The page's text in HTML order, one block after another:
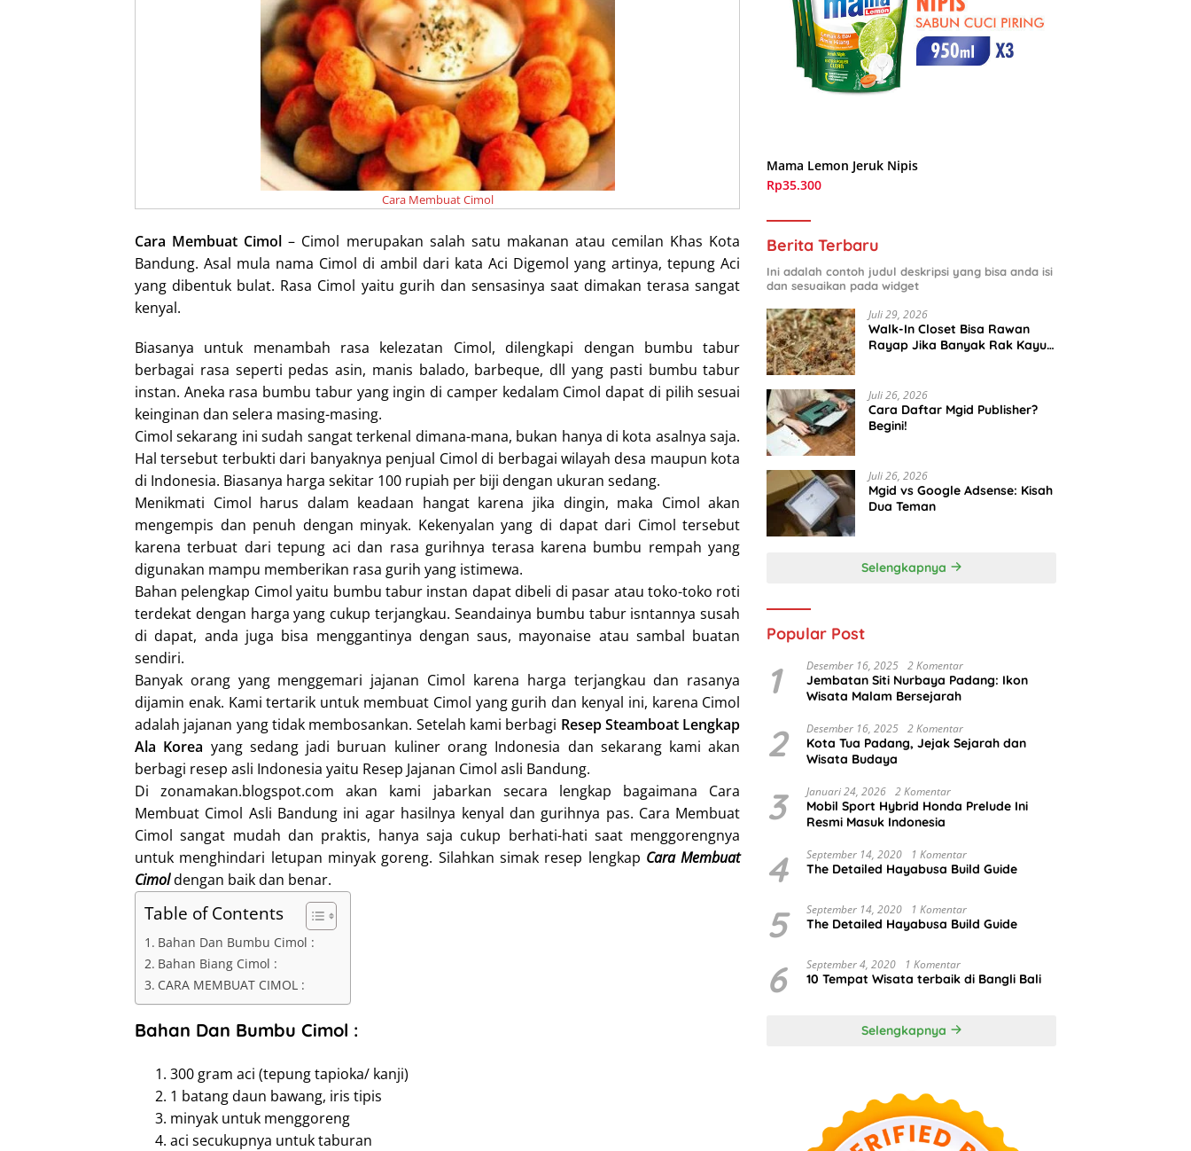
Cara Membuat Cimol
Cara Membuat Cimol– Cimol merupakan salah satu makanan atau cemilan Khas Kota
Bandung. Asal mula nama Cimol di ambil dari kata Aci Digemol yang artinya, tepung Aci
yang dibentuk bulat. Rasa Cimol yaitu gurih dan sensasinya saat dimakan terasa sangat
kenyal.
Biasanya untuk menambah rasa kelezatan Cimol, dilengkapi dengan bumbu tabur
berbagai rasa seperti pedas asin, manis balado, barbeque, dll yang pasti bumbu tabur
instan. Aneka rasa bumbu tabur yang ingin di camper kedalam Cimol dapat di pilih sesuai
keinginan dan selera masing-masing.
Cimol sekarang ini sudah sangat terkenal dimana-mana, bukan hanya di kota asalnya saja.
Hal tersebut terbukti dari banyaknya penjual Cimol di berbagai wilayah desa maupun kota
di Indonesia. Biasanya harga sekitar 100 rupiah per biji dengan ukuran sedang.
Menikmati Cimol harus dalam keadaan hangat karena jika dingin, maka Cimol akan
mengempis dan penuh dengan minyak. Kekenyalan yang di dapat dari Cimol tersebut
karena terbuat dari tepung aci dan rasa gurihnya terasa karena bumbu rempah yang
digunakan mampu memberikan rasa gurih yang istimewa.
Bahan pelengkap Cimol yaitu bumbu tabur instan dapat dibeli di pasar atau toko-toko roti
terdekat dengan harga yang cukup terjangkau. Seandainya bumbu tabur isntannya susah
di dapat, anda juga bisa menggantinya dengan saus, mayonaise atau sambal buatan
sendiri.
Banyak orang yang menggemari jajanan Cimol karena harga terjangkau dan rasanya
dijamin enak. Kami tertarik untuk membuat Cimol yang gurih dan kenyal ini, karena Cimol
adalah jajanan yang tidak membosankan. Setelah kami berbagi Resep Steamboat Lengkap
Ala Korea yang sedang jadi buruan kuliner orang Indonesia dan sekarang kami akan
berbagi resep asli Indonesia yaitu Resep Jajanan Cimol asli Bandung.
Di zonamakan.blogspot.com akan kami jabarkan secara lengkap bagaimana Cara
Membuat Cimol Asli Bandung ini agar hasilnya kenyal dan gurihnya pas. Cara Membuat
Cimol sangat mudah dan praktis, hanya saja cukup berhati-hati saat menggorengnya
untuk menghindari letupan minyak goreng. Silahkan simak resep lengkap Cara Membuat
Cimoldengan baik dan benar.
Table of Contents
Bahan Dan Bumbu Cimol :
Bahan Biang Cimol :
CARA MEMBUAT CIMOL :
Bahan Dan Bumbu Cimol :
300 gram aci (tepung tapioka/ kanji)
1 batang daun bawang, iris tipis
minyak untuk menggoreng
aci secukupnya untuk taburan
Mama Lemon Jeruk Nipis
Rp35.300
Berita Terbaru
Ini adalah contoh judul deskripsi yang bisa anda isi
dan sesuaikan pada widget
Juli 29, 2026
Walk-In Closet Bisa Rawan
Rayap Jika Banyak Rak Kayu
Juli 26, 2026
Cara Daftar Mgid Publisher?
Begini!
Juli 26, 2026
Mgid vs Google Adsense: Kisah
Dua Teman
Selengkapnya
Popular Post
1 Desember 16, 2025 2 Komentar
Jembatan Siti Nurbaya Padang: Ikon
Wisata Malam Bersejarah
2 Desember 16, 2025 2 Komentar
Kota Tua Padang, Jejak Sejarah dan
Wisata Budaya
3 Januari 24, 2026 2 Komentar
Mobil Sport Hybrid Honda Prelude Ini
Resmi Masuk Indonesia
4 September 14, 2020 1 Komentar
The Detailed Hayabusa Build Guide
5 September 14, 2020 1 Komentar
The Detailed Hayabusa Build Guide
6 September 4, 2020 1 Komentar
10 Tempat Wisata terbaik di Bangli Bali
Selengkapnya